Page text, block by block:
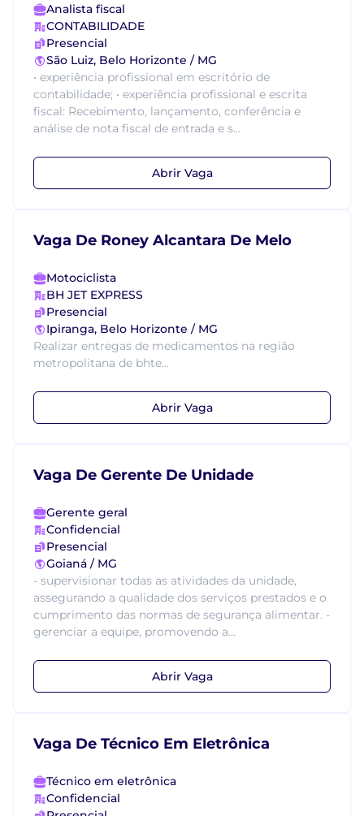
Analista fiscal
CONTABILIDADE
Presencial
São Luiz, Belo Horizonte / MG
• experiência profissional em escritório de
contabilidade; • experiência profissional e escrita
fiscal: Recebimento, lançamento, conferência e
análise de nota fiscal de entrada e s...
Abrir Vaga
Vaga De Roney Alcantara De Melo
Motociclista
BH JET EXPRESS
Presencial
Ipiranga, Belo Horizonte / MG
Realizar entregas de medicamentos na região
metropolitana de bhte...
Abrir Vaga
Vaga De Gerente De Unidade
Gerente geral
Confidencial
Presencial
Goianá / MG
- supervisionar todas as atividades da unidade,
assegurando a qualidade dos serviços prestados e o
cumprimento das normas de segurança alimentar. -
gerenciar a equipe, promovendo a...
Abrir Vaga
Vaga De Técnico Em Eletrônica
Técnico em eletrônica
Confidencial